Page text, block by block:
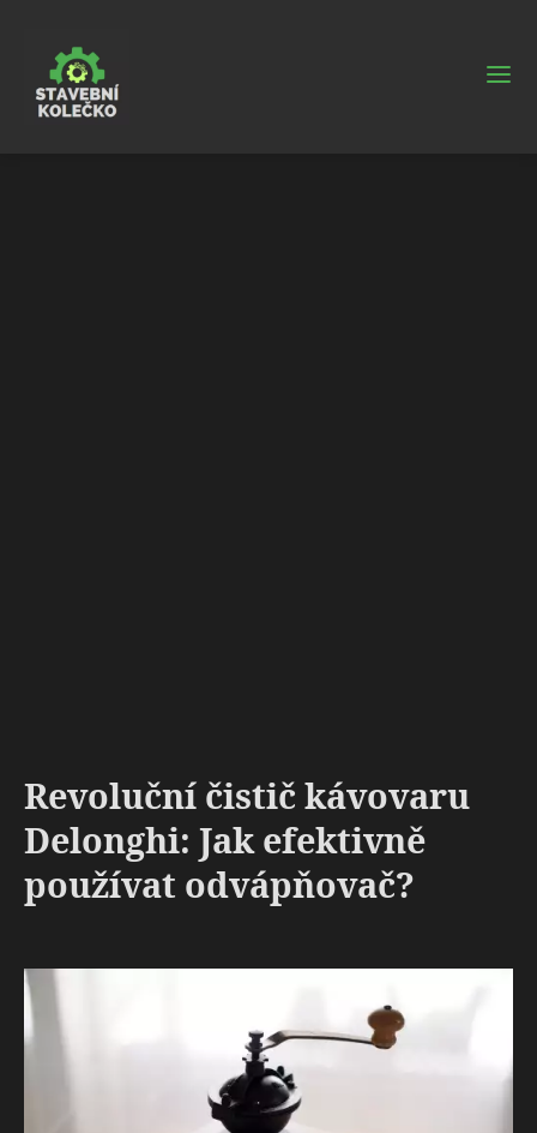
Revoluční čistič kávovaru
Delonghi: Jak efektivně
používat odvápňovač?